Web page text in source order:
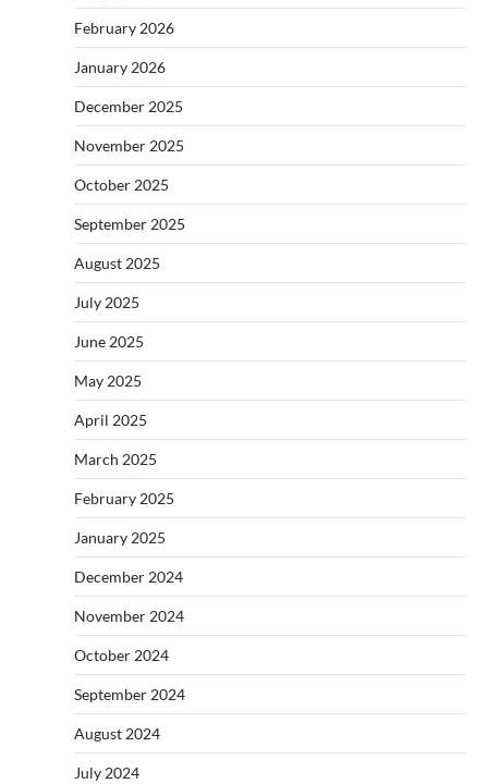
February 2026
January 2026
December 2025
November 2025
October 2025
September 2025
August 2025
July 2025
June 2025
May 2025
April 2025
March 2025
February 2025
January 2025
December 2024
November 2024
October 2024
September 2024
August 2024
July 2024